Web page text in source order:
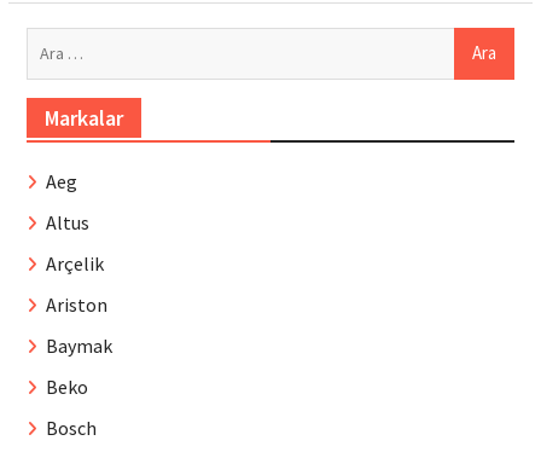
Markalar
Aeg
Altus
Arçelik
Ariston
Baymak
Beko
Bosch